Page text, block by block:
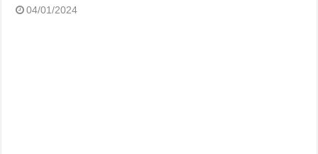
04/01/2024